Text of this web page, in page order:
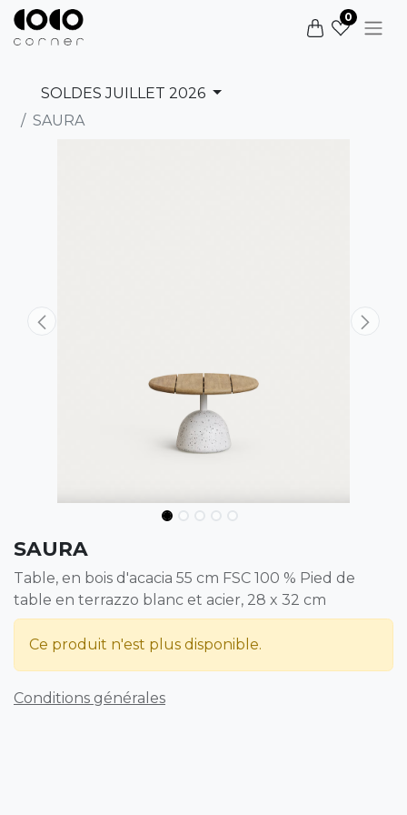
0
SOLDES JUILLET 2026
SAURA
SAURA
Table, en bois d'acacia 55 cm FSC 100 % Pied de
table en terrazzo blanc et acier, 28 x 32 cm
Ce produit n'est plus disponible.
Conditions générales